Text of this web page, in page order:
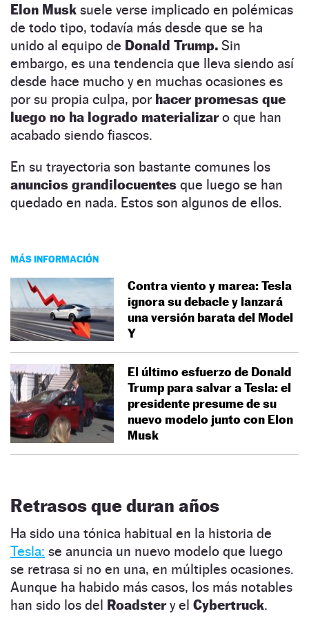
Elon Musk suele verse implicado en polémicas
de todo tipo, todavía más desde que se ha
unido al equipo de Donald Trump. Sin
embargo, es una tendencia que lleva siendo así
desde hace mucho y en muchas ocasiones es
por su propia culpa, por hacer promesas que
luego no ha logrado materializaro que han
acabado siendo fiascos.
En su trayectoria son bastante comunes los
anuncios grandilocuentes que luego se han
quedado en nada. Estos son algunos de ellos.
MÁS INFORMACIÓN
Contra viento y marea: Tesla
ignora su debacle y lanzará
una versión barata del Model
Y
El último esfuerzo de Donald
Trump para salvar a Tesla: el
presidente presume de su
nuevo modelo junto con Elon
Musk
Retrasos que duran años
Ha sido una tónica habitual en la historia de
Tesla: se anuncia un nuevo modelo que luego
se retrasa si no en una, en múltiples ocasiones.
Aunque ha habido más casos, los más notables
han sido los del Roadstery el Cybertruck.